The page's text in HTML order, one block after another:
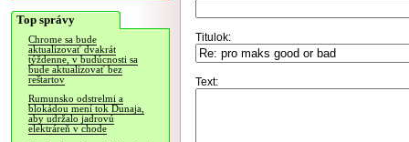
Top správy
Chrome sa bude
aktualizovať dvakrát
týždenne, v budúcnosti sa
bude aktualizovať bez
reštartov
Rumunsko odstrelmi a
blokádou mení tok Dunaja,
aby udržalo jadrovú
elektráreň v chode
Titulok:
Text: